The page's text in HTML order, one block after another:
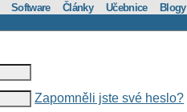
Software Články Učebnice Blogy
Zapomněli jste své heslo?